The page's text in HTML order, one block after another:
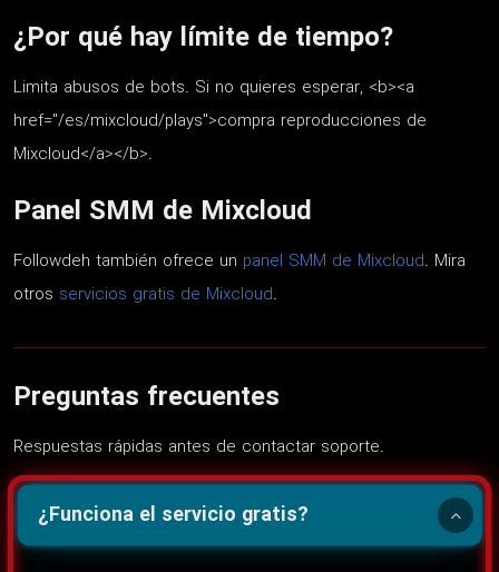
¿Por qué hay límite de tiempo?
Limita abusos de bots. Si no quieres esperar, <b><a
href="/es/mixcloud/plays">compra reproducciones de
Mixcloud</a></b>.
Panel SMM de Mixcloud
Followdeh también ofrece un panel SMM de Mixcloud. Mira
otros servicios gratis de Mixcloud.
Preguntas frecuentes
Respuestas rápidas antes de contactar soporte.
¿Funciona el servicio gratis?